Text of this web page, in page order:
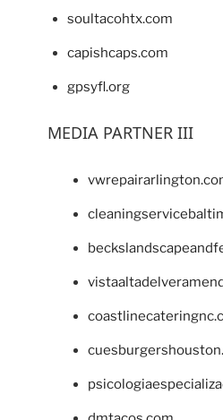
soultacohtx.com
capishcaps.com
gpsyfl.org
MEDIA PARTNER III